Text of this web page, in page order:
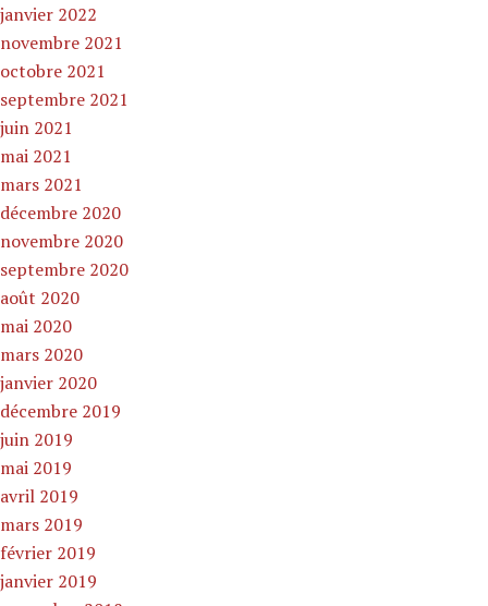
janvier 2022
novembre 2021
octobre 2021
septembre 2021
juin 2021
mai 2021
mars 2021
décembre 2020
novembre 2020
septembre 2020
août 2020
mai 2020
mars 2020
janvier 2020
décembre 2019
juin 2019
mai 2019
avril 2019
mars 2019
février 2019
janvier 2019